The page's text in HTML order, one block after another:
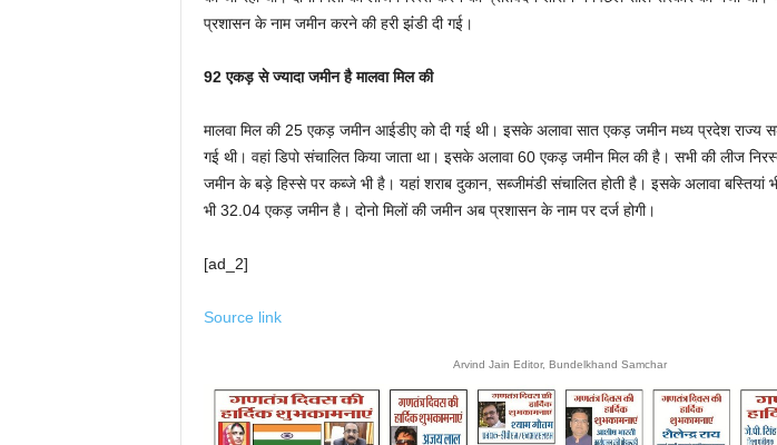
प्रशासन के नाम जमीन करने की हरी झंंडी दी गई।
92 एकड़ से ज्यादा जमीन है मालवा मिल की
मालवा मिल की 25 एकड़ जमीन आईडीए को दी गई थी। इसके अलावा सात एकड़ जमीन मध्य प्रदेश राज्य
गई थी। वहां डिपो संचालित किया जाता था। इसके अलावा 60 एकड़ जमीन मिल की है। सभी की लीज
जमीन के बड़े हिस्से पर कब्जे भी है। यहां शराब दुकान, सब्जीमंडी संचालित होती है। इसके अलावा बस्तियां
भी 32.04 एकड़ जमीन है। दोनो मिलों की जमीन अब प्रशासन के नाम पर दर्ज होगी।
[ad_2]
Source link
Arvind Jain Editor, Bundelkhand Samchar